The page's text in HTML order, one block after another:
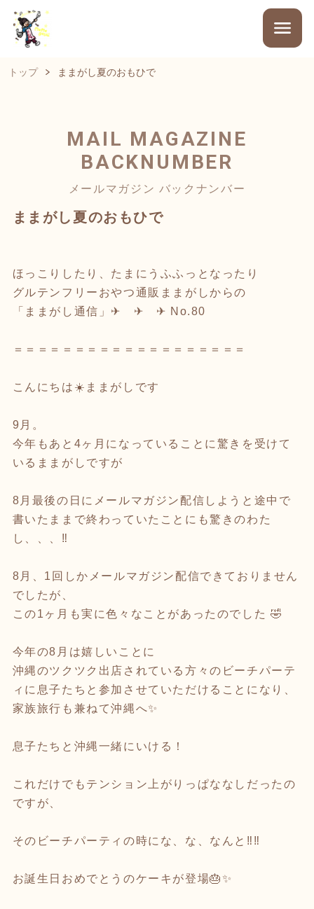
トップ ままがし夏のおもひで
MAIL MAGAZINE
BACKNUMBER
メールマガジン バックナンバー
ままがし夏のおもひで
ほっこりしたり、たまにうふふっとなったり
グルテンフリーおやつ通販ままがしからの
「ままがし通信」✈︎ ✈︎ ✈︎ No.80
＝＝＝＝＝＝＝＝＝＝＝＝＝＝＝＝＝＝＝
こんにちは☀️ままがしです
9月。
今年もあと4ヶ月になっていることに驚きを受けて
いるままがしですが
8月最後の日にメールマガジン配信しようと途中で
書いたままで終わっていたことにも驚きのわた
し、、、‼️
8月、1回しかメールマガジン配信できておりません
でしたが、
この1ヶ月も実に色々なことがあったのでした 🤣
今年の8月は嬉しいことに
沖縄のツクツク出店されている方々のビーチパーテ
ィに息子たちと参加させていただけることになり、
家族旅行も兼ねて沖縄へ✨
息子たちと沖縄一緒にいける！
これだけでもテンション上がりっぱななしだったの
ですが、
そのビーチパーティの時にな、な、なんと‼️‼️
お誕生日おめでとうのケーキが登場🎂✨